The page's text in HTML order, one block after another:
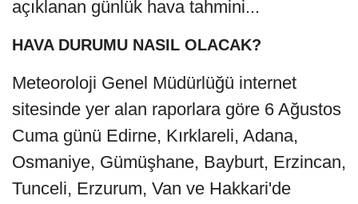
açıklanan günlük hava tahmini...
HAVA DURUMU NASIL OLACAK?
Meteoroloji Genel Müdürlüğü internet
sitesinde yer alan raporlara göre 6 Ağustos
Cuma günü Edirne, Kırklareli, Adana,
Osmaniye, Gümüşhane, Bayburt, Erzincan,
Tunceli, Erzurum, Van ve Hakkari'de